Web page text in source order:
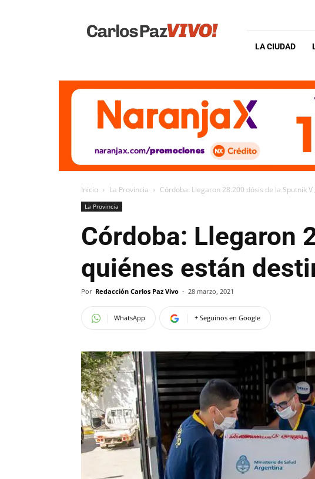
Vivo
LA CIUDAD
Inicio La Provincia Córdoba: Llegaron 28.200 dósis de la Sputnik
La Provincia
Córdoba: Llegaron
quiénes están
Por Redacción Carlos Paz Vivo - 28 marzo, 2021
WhatsApp + Seguinos en Google